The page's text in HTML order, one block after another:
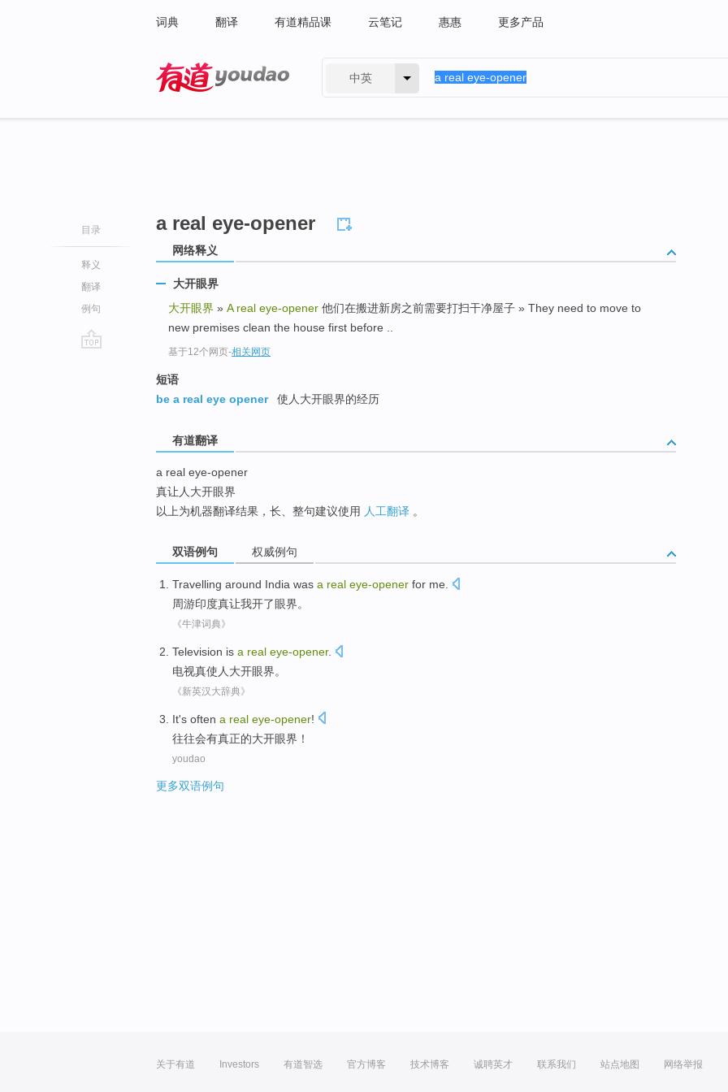
词典 翻译 有道精品课 云笔记 惠惠 更多产品
中英
目录
释义
翻译
例句
a real eye-opener
网络释义
大开眼界
大开眼界 » A real eye-opener 他们在搬进新房之前需要打扫干净屋子 » They need to move to
new premises clean the house first before ..
基于12个网页-相关网页
短语
be a real eye opener
使人大开眼界的经历
有道翻译
a real eye-opener
真让人大开眼界
以上为机器翻译结果，长、整句建议使用 人工翻译 。
双语例句 权威例句
Travelling around India was a real eye-opener for me
周游印度真让我开了眼界。
《牛津词典》
Television is a real eye-opener.
电视真使人 大开眼界。
《新英汉大辞典》
It's often a real eye-opener!
往往会有真正的大开眼界 ！
youdao
更多双语例句
关于有道 Investors 有道智选 官方博客 技术博客 诚聘英才 联系我们 站点地图 网络举报